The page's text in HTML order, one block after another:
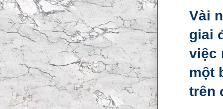
Vài
giai
việc
một
trên